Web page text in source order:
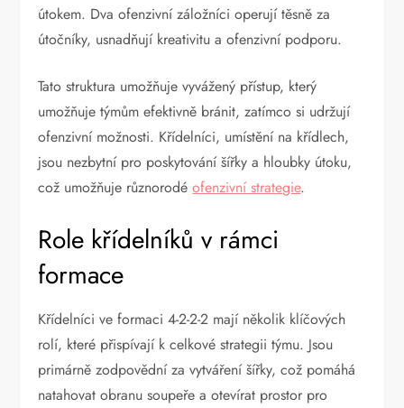
útokem. Dva ofenzivní záložníci operují těsně za
útočníky, usnadňují kreativitu a ofenzivní podporu.
Tato struktura umožňuje vyvážený přístup, který
umožňuje týmům efektivně bránit, zatímco si udržují
ofenzivní možnosti. Křídelníci, umístění na křídlech,
jsou nezbytní pro poskytování šířky a hloubky útoku,
což umožňuje různorodéofenzivní strategie.
Role křídelníků v rámci
formace
Křídelníci ve formaci 4-2-2-2 mají několik klíčových
rolí, které přispívají k celkové strategii týmu. Jsou
primárně zodpovědní za vytváření šířky, což pomáhá
natahovat obranu soupeře a otevírat prostor pro